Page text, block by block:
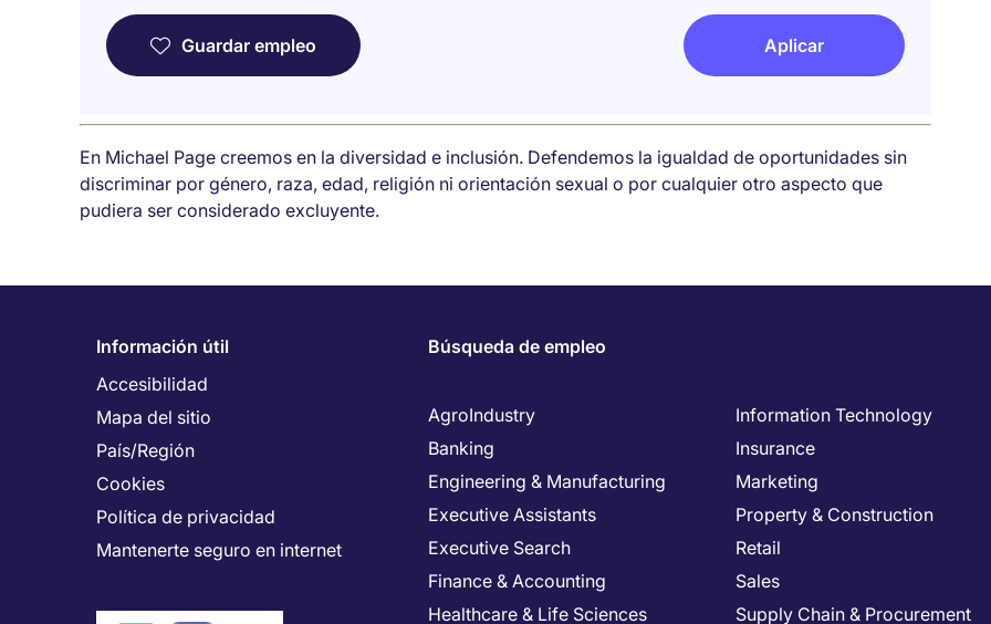
Guardar empleo Aplicar
En Michael Page creemos en la diversidad e inclusión. Defendemos la igualdad de oportunidades sin
discriminar por género, raza, edad, religión ni orientación sexual o por cualquier otro aspecto que
pudiera ser considerado excluyente.
Información útil
Accesibilidad
Mapa del sitio
País/Región
Cookies
Política de privacidad
Mantenerte seguro en internet
Búsqueda de empleo
AgroIndustry
Banking
Engineering & Manufacturing
Executive Assistants
Executive Search
Finance & Accounting
Healthcare & Life Sciences
Information Technology
Insurance
Marketing
Property & Construction
Retail
Sales
Supply Chain & Procurement